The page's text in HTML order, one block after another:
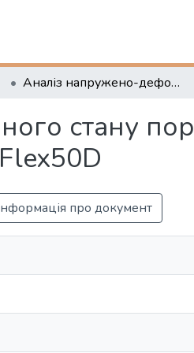
Аналіз напружено-деформованого стану поршнів малообертового суднового двигуна WinGD RT-Flex50D
стану
про документ